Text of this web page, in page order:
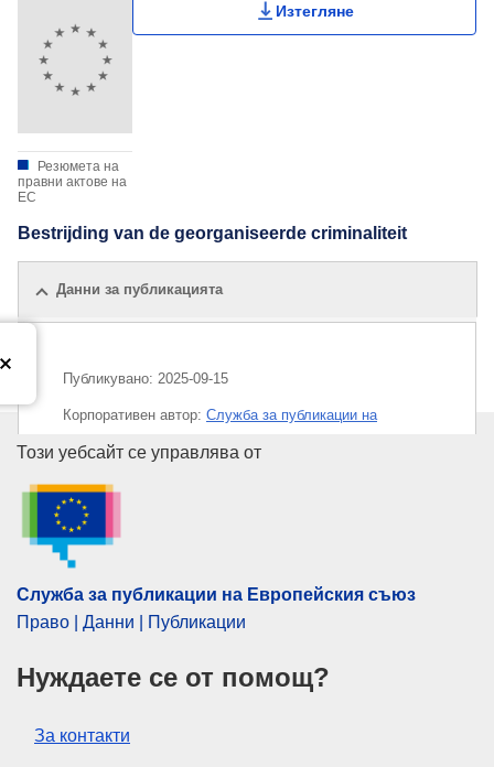
Резюмета на
правни актове на
ЕС
Изтегляне
Bestrijding van de georganiseerde criminaliteit
Данни за публикацията
Публикувано: 2025-09-15
Корпоративен aвтор: Служба за публикации на
Европейския съюз
Released on EU publications website:
Служба за публикации на
Този уебсайт се управлява от
Служба за публикации на Европейския съюз
Право | Данни | Публикации
Нуждаете се от помощ?
За контакти